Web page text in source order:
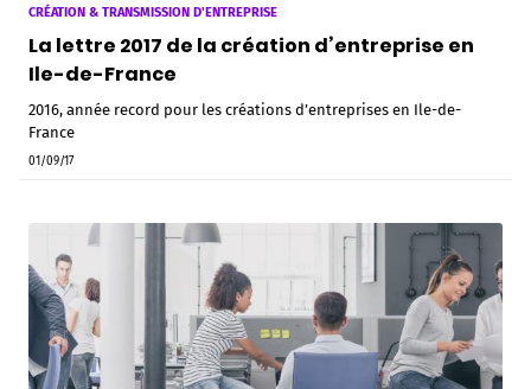
CRÉATION & TRANSMISSION D'ENTREPRISE
La lettre 2017 de la création d’entreprise en
Ile-de-France
2016, année record pour les créations d’entreprises en Ile-de-
France
01/09/17